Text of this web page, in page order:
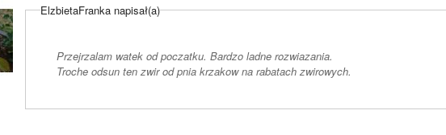
ElzbietaFranka napisał(a)
Przejrzalam watek od poczatku. Bardzo ladne rozwiazania.
Troche odsun ten zwir od pnia krzakow na rabatach zwirowych.